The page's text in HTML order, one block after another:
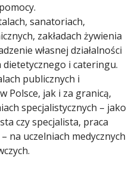
sanatoriach,
zakładach żywienia
własnej działalności
i cateringu.
publicznych i
Polsce, jak i za granicą,
specjalistycznych – jako
czy specjalista, praca
na uczelniach medycznych